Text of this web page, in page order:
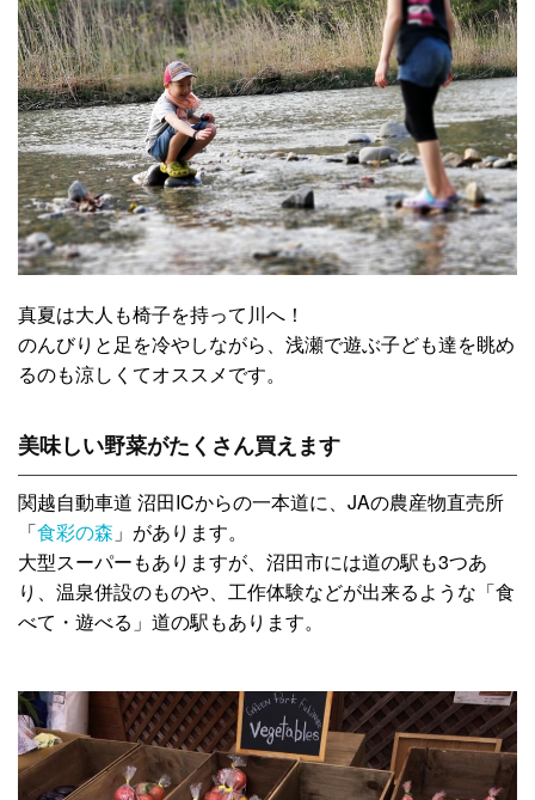
真夏は大人も椅子を持って川へ！
のんびりと足を冷やしながら、浅瀬で遊ぶ子ども達を眺め
るのも涼しくてオススメです。
美味しい野菜がたくさん買えます
関越自動車道 沼田ICからの一本道に、JAの農産物直売所
「食彩の森 」があります。
大型スーパーもありますが、沼田市には道の駅も3つあ
り、温泉併設のものや、工作体験などが出来るような「食
べて・遊べる」道の駅もあります。